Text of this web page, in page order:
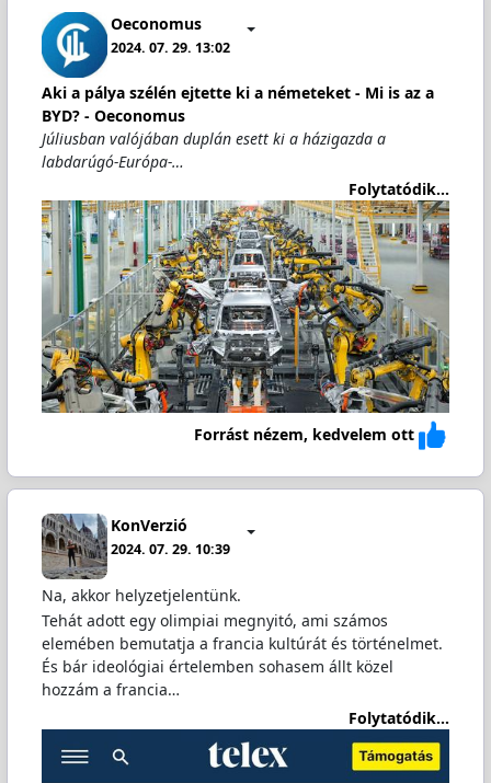
Oeconomus
2024. 07. 29. 13:02
Aki a pálya szélén ejtette ki a németeket - Mi is az a
BYD? - Oeconomus
Júliusban valójában duplán esett ki a házigazda a
labdarúgó-Európa-…
Folytatódik...
Forrást nézem, kedvelem ott
KonVerzió
2024. 07. 29. 10:39
Na, akkor helyzetjelentünk.
Tehát adott egy olimpiai megnyitó, ami számos
elemében bemutatja a francia kultúrát és történelmet.
És bár ideológiai értelemben sohasem állt közel
hozzám a francia…
Folytatódik...